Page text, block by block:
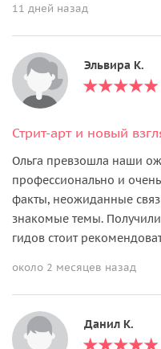
11 дней назад
Эльвира К.
Ольга превзошла наши
профессионально и
факты, неожиданные
знакомые темы.
гидов стоит
около 2 месяцев назад
Данил К.